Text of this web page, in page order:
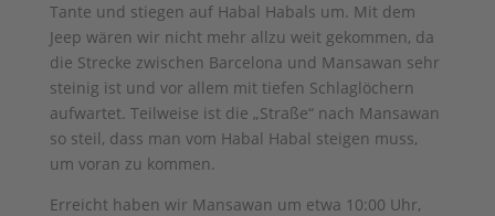
Tante und stiegen auf Habal Habals um. Mit dem
Jeep wären wir nicht mehr allzu weit gekommen, da
die Strecke zwischen Barcelona und Mansawan sehr
steinig ist und vor allem mit tiefen Schlaglöchern
aufwartet. Teilweise ist die „Straße“ nach Mansawan
so steil, dass man vom Habal Habal steigen muss,
um voran zu kommen.
Erreicht haben wir Mansawan um etwa 10:00 Uhr,